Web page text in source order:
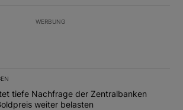
WERBUNG
Liste der am meisten kommentierten
dem Titel "Unerwartet tiefe Nachfrage der
tiefe Nachfrage der Zentralbanken
weiter belasten